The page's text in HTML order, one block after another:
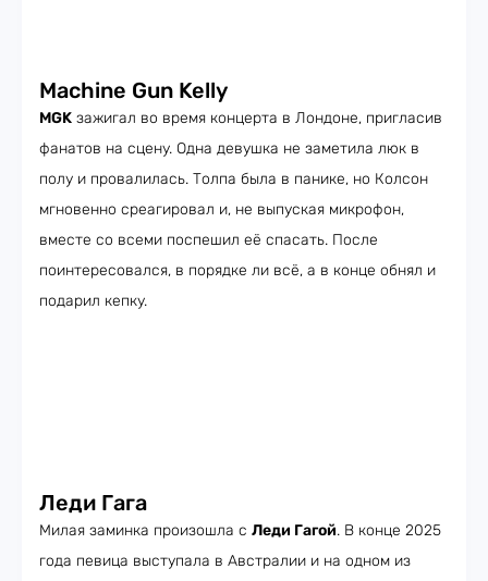
Machine Gun Kelly
MGK зажигал во время концерта в Лондоне, пригласив
фанатов на сцену. Одна девушка не заметила люк в
полу и провалилась. Толпа была в панике, но Колсон
мгновенно среагировал и, не выпуская микрофон,
вместе со всеми поспешил её спасать. После
поинтересовался, в порядке ли всё, а в конце обнял и
подарил кепку.
Леди Гага
Милая заминка произошла с Леди Гагой. В конце 2025
года певица выступала в Австралии и на одном из